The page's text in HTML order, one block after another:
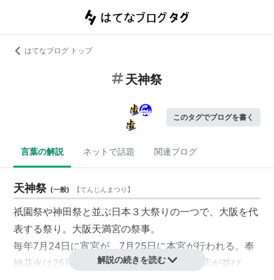
はてなブログ トップ
天神祭
このタグでブログを書く
言葉の解説 ネットで話題 関連ブログ
天神祭 (一般) 【てんじんまつり 】
祇園祭や神田祭と並ぶ日本３大祭りの一つで、大阪を代
表する祭り。大阪天満宮の祭事。
毎年7月24日に宵宮が、7月25日に本宮が行われる。奉
納花火は25日で天神橋筋商店街に多くの出店が並び、
解説の続きを読む